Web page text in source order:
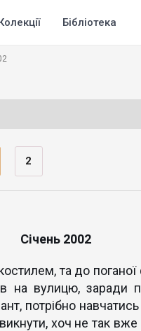
Бібліотека
2
Січень 2002
та до поганої
на вулицю, заради
потрібно
хоч не так вже